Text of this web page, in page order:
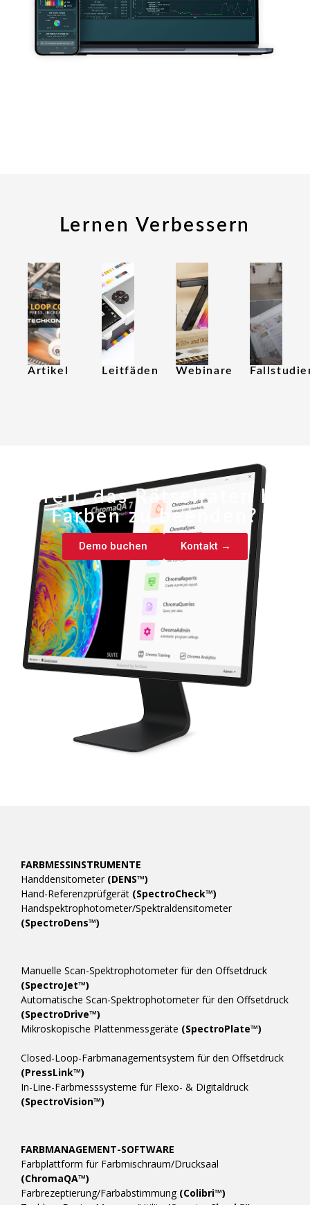
Lernen Verbessern
Artikel Leitfäden Webinare
Bereit, das Rätselraten bei
Farben zu beenden?
Demo buchen Kontakt →
FARBMESSINSTRUMENTE
Handdensitometer (DENS™)
Hand-Referenzprüfgerät (SpectroCheck™)
Handspektrophotometer/Spektraldensitometer
(SpectroDens™)
Manuelle Scan-Spektrophotometer für den Offsetdruck
(SpectroJet™)
Automatische Scan-Spektrophotometer für den Offsetdruck
(SpectroDrive™)
Mikroskopische Plattenmessgeräte (SpectroPlate™)
Closed-Loop-Farbmanagementsystem für den Offsetdruck
(PressLink™)
In-Line-Farbmesssysteme für Flexo- & Digitaldruck
(SpectroVision™)
FARBMANAGEMENT-SOFTWARE
Farbplattform für Farbmischraum/Drucksaal
(ChromaQA™)
Farbrezeptierung/Farbabstimmung (Colibri™)